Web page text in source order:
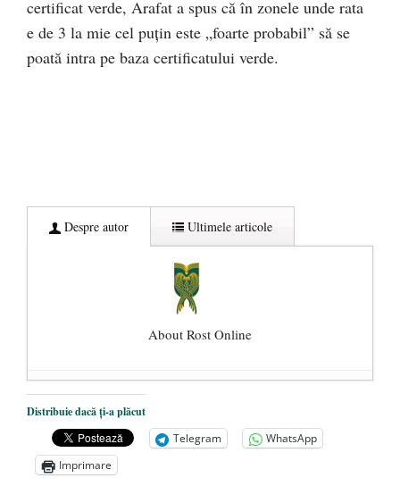
certificat verde, Arafat a spus că în zonele unde rata
e de 3 la mie cel puțin este „foarte probabil” să se
poată intra pe baza certificatului verde.
Despre autor Ultimele articole
About Rost Online
Dezvăluiri cutremurătoare despre
președintele Ucrainei, Volodymyr
Zelensky
- 13 mai 2026
Statul care servește Națiunea
Distribuie dacă ți-a plăcut
Telegram
WhatsApp
Imprimare